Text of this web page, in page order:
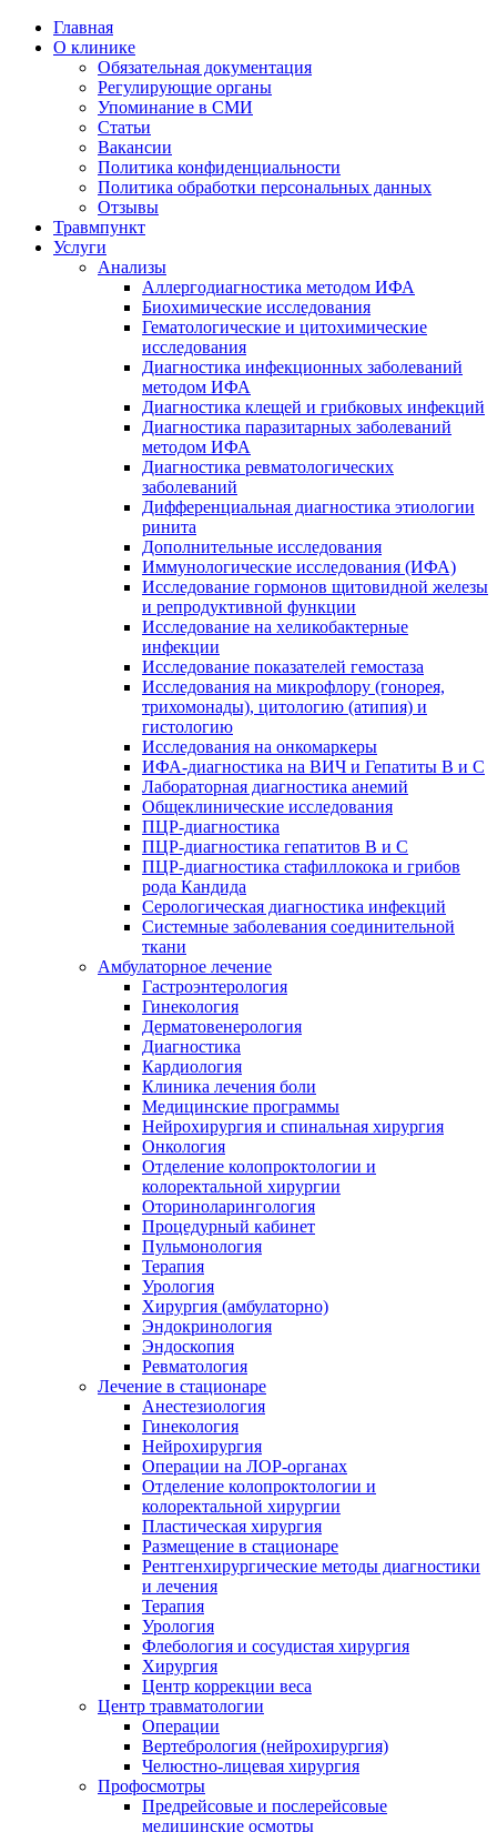
Главная
О клинике
Обязательная документация
Регулирующие органы
Упоминание в СМИ
Статьи
Вакансии
Политика конфиденциальности
Политика обработки персональных данных
Отзывы
Травмпункт
Услуги
Анализы
Аллергодиагностика методом ИФА
Биохимические исследования
Гематологические и цитохимические
исследования
Диагностика инфекционных заболеваний
методом ИФА
Диагностика клещей и грибковых инфекций
Диагностика паразитарных заболеваний
методом ИФА
Диагностика ревматологических
заболеваний
Дифференциальная диагностика этиологии
ринита
Дополнительные исследования
Иммунологические исследования (ИФА)
Исследование гормонов щитовидной железы
и репродуктивной функции
Исследование на хеликобактерные
инфекции
Исследование показателей гемостаза
Исследования на микрофлору (гонорея,
трихомонады), цитологию (атипия) и
гистологию
Исследования на онкомаркеры
ИФА-диагностика на ВИЧ и Гепатиты B и C
Лабораторная диагностика анемий
Общеклинические исследования
ПЦР-диагностика
ПЦР-диагностика гепатитов B и C
ПЦР-диагностика стафиллокока и грибов
рода Кандида
Серологическая диагностика инфекций
Системные заболевания соединительной
ткани
Амбулаторное лечение
Гастроэнтерология
Гинекология
Дерматовенерология
Диагностика
Кардиология
Клиника лечения боли
Медицинские программы
Нейрохирургия и спинальная хирургия
Онкология
Отделение колопроктологии и
колоректальной хирургии
Оториноларингология
Процедурный кабинет
Пульмонология
Терапия
Урология
Хирургия (амбулаторно)
Эндокринология
Эндоскопия
Ревматология
Лечение в стационаре
Анестезиология
Гинекология
Нейрохирургия
Операции на ЛОР-органах
Отделение колопроктологии и
колоректальной хирургии
Пластическая хирургия
Размещение в стационаре
Рентгенхирургические методы диагностики
и лечения
Терапия
Урология
Флебология и сосудистая хирургия
Хирургия
Центр коррекции веса
Центр травматологии
Операции
Вертебрология (нейрохирургия)
Челюстно-лицевая хирургия
Профосмотры
Предрейсовые и послерейсовые
медицинские осмотры